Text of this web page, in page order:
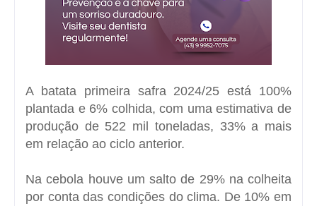
A batata primeira safra 2024/25 está 100%
plantada e 6% colhida, com uma estimativa de
produção de 522 mil toneladas, 33% a mais
em relação ao ciclo anterior.
Na cebola houve um salto de 29% na colheita
por conta das condições do clima. De 10% em